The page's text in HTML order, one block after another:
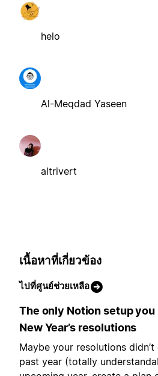
helo
Al-Meqdad Yaseen
altrivert
เนื้อหาที่เกี่ยวข้อง
ไปที่ศูนย์ช่วยเหลือ
The only Notion setup
New Year’s resolutions
Maybe your resolutions
past year (totally